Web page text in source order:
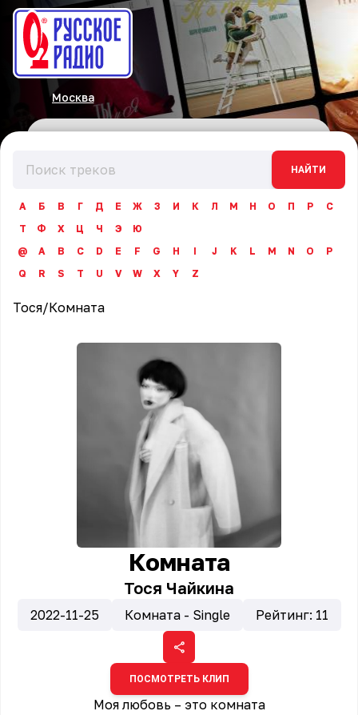
Москва
НАЙТИ
А Б В Г Д Е Ж З И К Л М Н О П Р
С
Т
Ф Х Ц Ч Э
Ю
@
A B C D E F G H I J K L M N O
P
Q
R S T U V W X Y Z
Тося/Комната
Комната
Тося Чайкина
2022-11-25 Комната - Single Рейтинг: 11
ПОСМОТРЕТЬ КЛИП
Моя любовь – это комната